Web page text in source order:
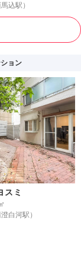
馬込駅）
ョン
スミ
澄白河駅）